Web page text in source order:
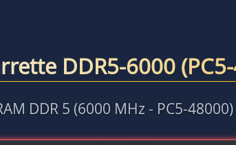
DDR5-6000
DDR 5 (6000 MHz - PC5-